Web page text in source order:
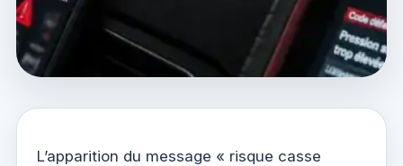
L’apparition du message « risque casse